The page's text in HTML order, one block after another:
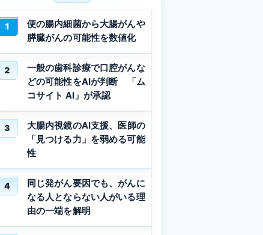
1
便の腸内細菌から大腸がんや
膵臓がんの可能性を数値化
2
一般の歯科診療で口腔がんな
どの可能性をAIが判断 「ム
コサイト AI」が承認
3
大腸内視鏡のAI支援、医師の
「見つける力」を弱める可能
性
4
同じ発がん要因でも、がんに
なる人とならない人がいる理
由の一端を解明